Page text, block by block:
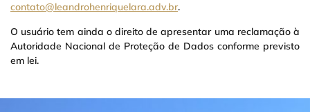
contato@leandrohenriquelara.adv.br.
O usuário tem ainda o direito de apresentar uma reclamação à
Autoridade Nacional de Proteção de Dados conforme previsto
em lei.